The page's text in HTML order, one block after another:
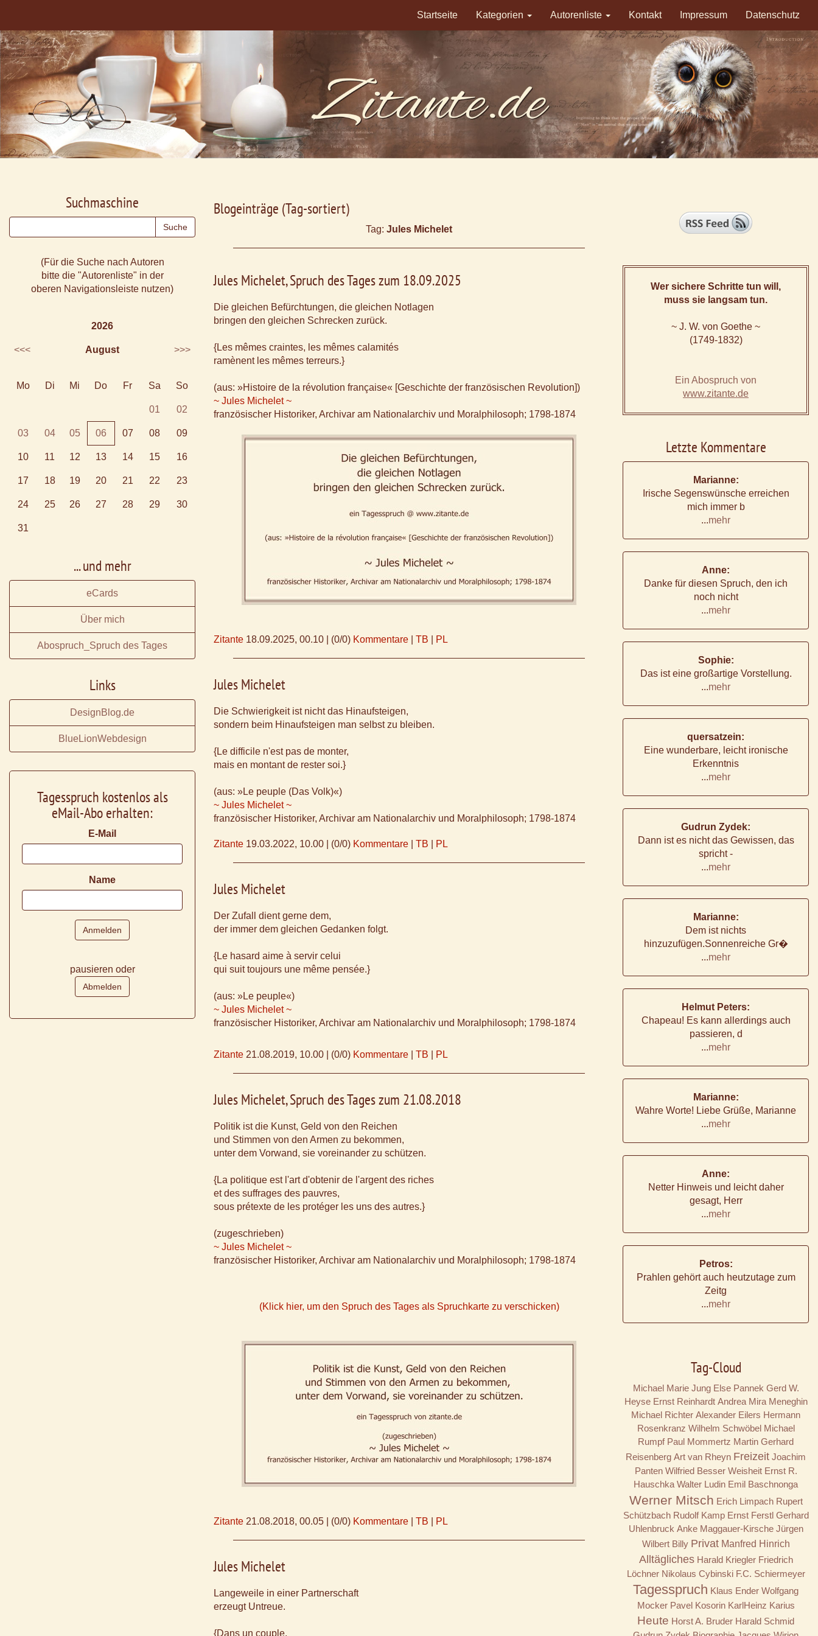
Startseite Kategorien Autorenliste Kontakt Impressum Datenschutz
Blogeinträge (Tag-sortiert)
Tag: Jules Michelet
Jules Michelet, Spruch des Tages zum 18.09.2025
Die gleichen Befürchtungen, die gleichen Notlagen
bringen den gleichen Schrecken zurück.
{Les mêmes craintes, les mêmes calamités
ramènent les mêmes terreurs.}
(aus: »Histoire de la révolution française« [Geschichte der französischen Revolution])
~ Jules Michelet ~
französischer Historiker, Archivar am Nationalarchiv und Moralphilosoph; 1798-1874
Zitante 18.09.2025, 00.10 (0/0) Kommentare TB PL
Jules Michelet
Die Schwierigkeit ist nicht das Hinaufsteigen,
sondern beim Hinaufsteigen man selbst zu bleiben.
{Le difficile n'est pas de monter,
mais en montant de rester soi.}
(aus: »Le peuple (Das Volk)«)
~ Jules Michelet ~
französischer Historiker, Archivar am Nationalarchiv und Moralphilosoph; 1798-1874
Zitante 19.03.2022, 10.00 (0/0) Kommentare TB PL
Jules Michelet
Der Zufall dient gerne dem,
der immer dem gleichen Gedanken folgt.
{Le hasard aime à servir celui
qui suit toujours une même pensée.}
(aus: »Le peuple«)
~ Jules Michelet ~
französischer Historiker, Archivar am Nationalarchiv und Moralphilosoph; 1798-1874
Zitante 21.08.2019, 10.00 (0/0) Kommentare TB PL
Jules Michelet, Spruch des Tages zum 21.08.2018
Politik ist die Kunst, Geld von den Reichen
und Stimmen von den Armen zu bekommen,
unter dem Vorwand, sie voreinander zu schützen.
{La politique est l'art d'obtenir de l'argent des riches
et des suffrages des pauvres,
sous prétexte de les protéger les uns des autres.}
(zugeschrieben)
~ Jules Michelet ~
französischer Historiker, Archivar am Nationalarchiv und Moralphilosoph; 1798-1874
(Klick hier, um den Spruch des Tages als Spruchkarte zu verschicken)
Zitante 21.08.2018, 00.05 (0/0) Kommentare TB PL
Jules Michelet
Langeweile in einer Partnerschaft
erzeugt Untreue.
{Dans un couple,
Suchmaschine
(Für die Suche nach Autoren
bitte die "Autorenliste" in der
oberen Navigationsleiste nutzen)
2026
<<< August >>>
Mo Di Mi Do Fr Sa So
01 02
03 04 05 06 07 08 09
10 11 12 13 14 15 16
17 18 19 20 21 22 23
24 25 26 27 28 29 30
31
... und mehr
eCards
Über mich
Abospruch_Spruch des Tages
Links
DesignBlog.de
BlueLionWebdesign
Tagesspruch kostenlos als
eMail-Abo erhalten:
E-Mail
Name
pausieren oder
Wer sichere Schritte tun will,
muss sie langsam tun.
~ J. W. von Goethe ~
(1749-1832)
Ein Abospruch von
www.zitante.de
Letzte Kommentare
Marianne:
Irische Segenswünsche erreichen
mich immer b
...mehr
Anne:
Danke für diesen Spruch, den ich
noch nicht
...mehr
Sophie:
Das ist eine großartige Vorstellung.
...mehr
quersatzein:
Eine wunderbare, leicht ironische
Erkenntnis
...mehr
Gudrun Zydek:
Dann ist es nicht das Gewissen, das
spricht -
...mehr
Marianne:
Dem ist nichts
hinzuzufügen.Sonnenreiche Gr�
...mehr
Helmut Peters:
Chapeau! Es kann allerdings auch
passieren, d
...mehr
Marianne:
Wahre Worte! Liebe Grüße, Marianne
...mehr
Anne:
Netter Hinweis und leicht daher
gesagt, Herr
...mehr
Petros:
Prahlen gehört auch heutzutage zum
Zeitg
...mehr
Tag-Cloud
Michael Marie Jung Else Pannek Gerd W.
Heyse Ernst Reinhardt Andrea Mira Meneghin
Michael Richter Alexander Eilers Hermann
Rosenkranz Wilhelm Schwöbel Michael
Rumpf Paul Mommertz Martin Gerhard
Reisenberg Art van Rheyn Freizeit Joachim
Panten Wilfried Besser Weisheit Ernst R.
Hauschka Walter Ludin Emil Baschnonga
Werner Mitsch Erich Limpach Rupert
Schützbach Rudolf Kamp Ernst Ferstl Gerhard
Uhlenbruck Anke Maggauer-Kirsche Jürgen
Wilbert Billy Privat Manfred Hinrich
Alltägliches Harald Kriegler Friedrich
Löchner Nikolaus Cybinski F.C. Schiermeyer
Tagesspruch Klaus Ender Wolfgang
Mocker Pavel Kosorin KarlHeinz Karius
Heute Horst A. Bruder Harald Schmid